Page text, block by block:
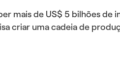
mais de US$ 5 bilhões
criar uma cadeia de